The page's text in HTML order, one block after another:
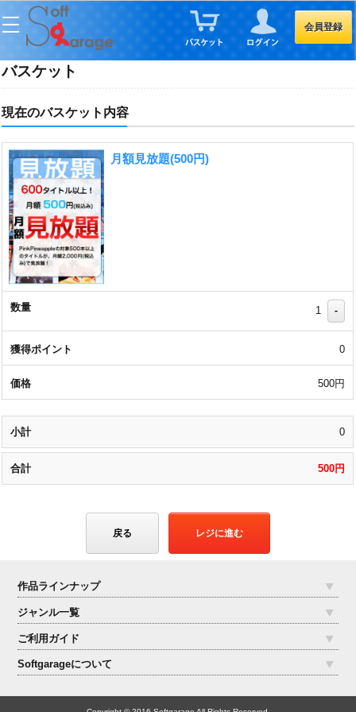
会員登録
バスケット
現在のバスケット内容
月額見放題(500円)
1 -
0
500円
0
500円
戻る レジに進む
作品ラインナップ
ジャンル一覧
ご利用ガイド
Softgarageについて